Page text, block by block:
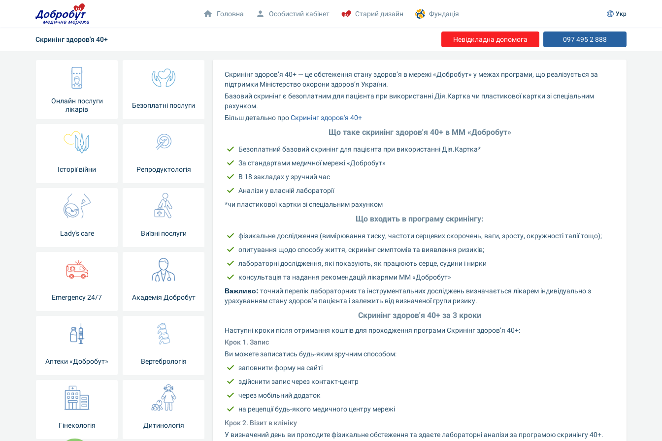
Скринінг здоров'я 40+ Невідкладна допомога 097 495 2 888
Онлайн послуги
лікарів
Безоплатні послуги
Історії війни Репродуктологія
Lady's care Виїзні послуги
Emergency 24/7 Академія Добробут
Аптеки «Добробут» Вертебрологія
Гінекологія Дитинологія
Скринінг здоров’я 40+ — це обстеження стану здоров’я в мережі «Добробут» у межах програми, що реалізується за
підтримки Міністерство охорони здоровʼя України.
Базовий скринінг є безоплатним для пацієнта при використанні Дія.Картка чи пластикової картки зі спеціальним
рахунком.
Більш детально про Скринінг здоров'я 40+
Що таке скринінг здоров'я 40+ в ММ «Добробут»
Безоплатний базовий скринінг для пацієнта при використанні Дія.Картка*
За стандартами медичної мережі «Добробут»
В 18 закладах у зручний час
Аналізи у власній лабораторії
*чи пластикової картки зі спеціальним рахунком
Що входить в програму скринінгу:
фізикальне дослідження (вимірювання тиску, частоти серцевих скорочень, ваги, зросту, окружності талії тощо);
опитування щодо способу життя, скринінг симптомів та виявлення ризиків;
лабораторні дослідження, які показують, як працюють серце, судини і нирки
консультація та надання рекомендацій лікарями ММ «Добробут»
Важливо: точний перелік лабораторних та інструментальних досліджень визначається лікарем індивідуально з
урахуванням стану здоров’я пацієнта і залежить від визначеної групи ризику.
Скринінг здоров'я 40+ за 3 кроки
Наступні кроки після отримання коштів для проходження програми Скринінг здоров’я 40+:
Крок 1. Запис
Ви можете записатись будь-яким зручним способом:
заповнити форму на сайті
здійснити запис через контакт-центр
через мобільний додаток
на рецепції будь-якого медичного центру мережі
Крок 2. Візит в клініку
У визначений день ви проходите фізикальне обстеження та здаєте лабораторні аналізи за програмою скринінгу 40+.
Головна Особистий кабінет Старий дизайн Фундація Укр